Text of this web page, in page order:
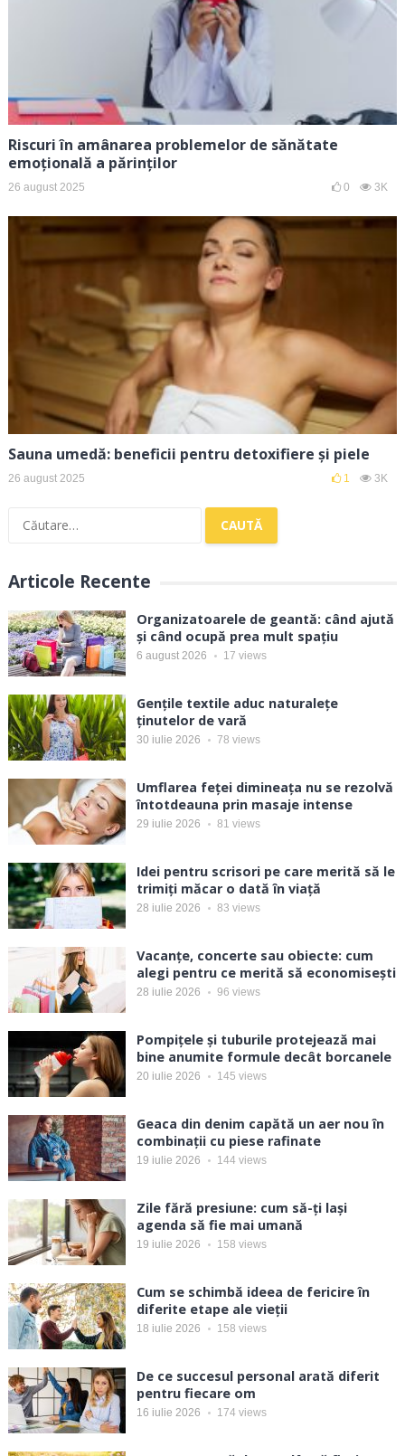
Riscuri în amânarea problemelor de sănătate
emoțională a părinților
26 august 2025 0 3K
Sauna umedă: beneficii pentru detoxifiere și piele
26 august 2025 1 3K
Caută
Articole Recente
Organizatoarele de geantă: când ajută
și când ocupă prea mult spațiu
6 august 2026 17 views
Gențile textile aduc naturalețe
ținutelor de vară
30 iulie 2026 78 views
Umflarea feței dimineața nu se rezolvă
întotdeauna prin masaje intense
29 iulie 2026 81 views
Idei pentru scrisori pe care merită să le
trimiți măcar o dată în viață
28 iulie 2026 83 views
Vacanțe, concerte sau obiecte: cum
alegi pentru ce merită să economisești
28 iulie 2026 96 views
Pompițele și tuburile protejează mai
bine anumite formule decât borcanele
20 iulie 2026 145 views
Geaca din denim capătă un aer nou în
combinații cu piese rafinate
19 iulie 2026 144 views
Zile fără presiune: cum să-ți lași
agenda să fie mai umană
19 iulie 2026 158 views
Cum se schimbă ideea de fericire în
diferite etape ale vieții
18 iulie 2026 158 views
De ce succesul personal arată diferit
pentru fiecare om
16 iulie 2026 174 views